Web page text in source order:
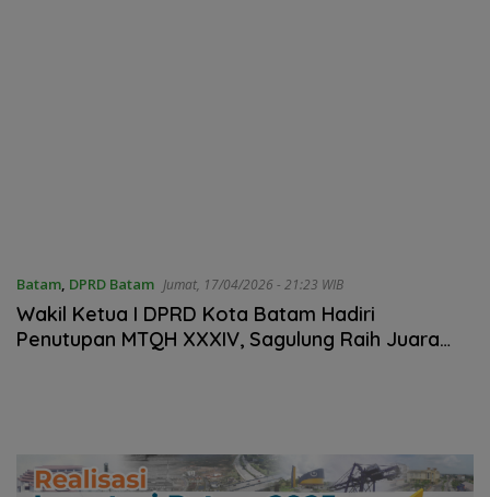
Batam, DPRD Batam Jumat, 17/04/2026 - 21:23 WIB
Wakil Ketua I DPRD Kota Batam Hadiri
Penutupan MTQH XXXIV, Sagulung Raih Juara